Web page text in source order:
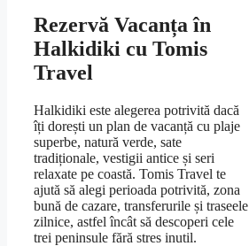
Rezervă Vacanța în
Halkidiki cu Tomis
Travel
Halkidiki este alegerea potrivită dacă
îți dorești un plan de vacanță cu plaje
superbe, natură verde, sate
tradiționale, vestigii antice și seri
relaxate pe coastă. Tomis Travel te
ajută să alegi perioada potrivită, zona
bună de cazare, transferurile și traseele
zilnice, astfel încât să descoperi cele
trei peninsule fără stres inutil.